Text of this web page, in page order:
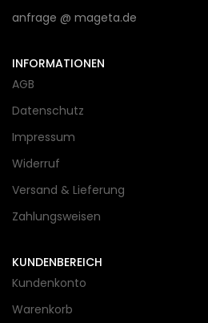
anfrage @ mageta.de
INFORMATIONEN
AGB
Datenschutz
Impressum
Widerruf
Versand & Lieferung
Zahlungsweisen
KUNDENBEREICH
Kundenkonto
Warenkorb